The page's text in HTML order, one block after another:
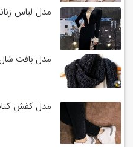
مدل لباس
مدل بافت
مدل کفش